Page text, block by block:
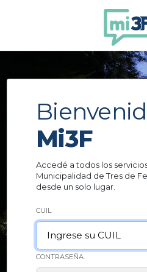
Mi3F
Accedé a todos los
Municipalidad de Tres de
desde un solo lugar.
CUIL
CONTRASEÑA